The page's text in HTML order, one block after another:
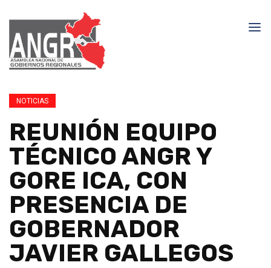
NOTICIAS
REUNIÓN EQUIPO
TÉCNICO ANGR Y
GORE ICA, CON
PRESENCIA DE
GOBERNADOR
JAVIER GALLEGOS